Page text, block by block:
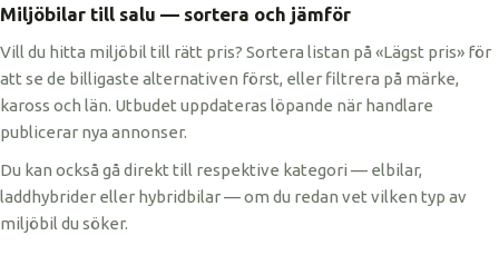
Miljöbilar till salu — sortera och jämför
Vill du hitta miljöbil till rätt pris? Sortera listan på «Lägst pris» för
att se de billigaste alternativen först, eller filtrera på märke,
kaross och län. Utbudet uppdateras löpande när handlare
publicerar nya annonser.
Du kan också gå direkt till respektive kategori — elbilar,
laddhybrider eller hybridbilar — om du redan vet vilken typ av
miljöbil du söker.